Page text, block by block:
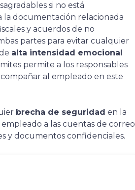
si no está
la documentación relacionada
y acuerdos de no
partes para evitar cualquier
alta intensidad emocional
permite a los responsables
al empleado en este
brecha de seguridad en la
a las cuentas de correo
y documentos confidenciales.